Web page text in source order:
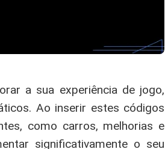
a sua experiência de jogo,
Ao inserir estes códigos
como carros, melhorias e
significativamente o seu